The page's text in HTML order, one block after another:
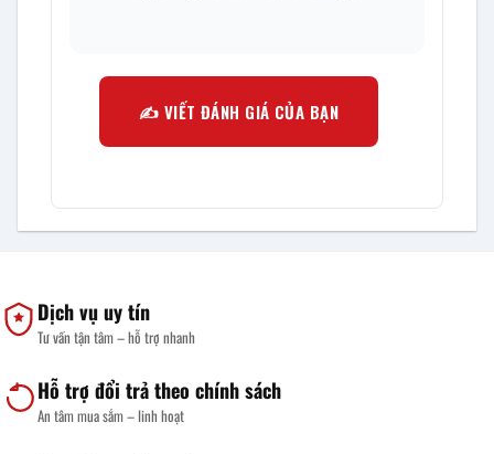
✍️ VIẾT ĐÁNH GIÁ CỦA BẠN
Dịch vụ uy tín
Tư vấn tận tâm – hỗ trợ nhanh
Hỗ trợ đổi trả theo chính sách
An tâm mua sắm – linh hoạt